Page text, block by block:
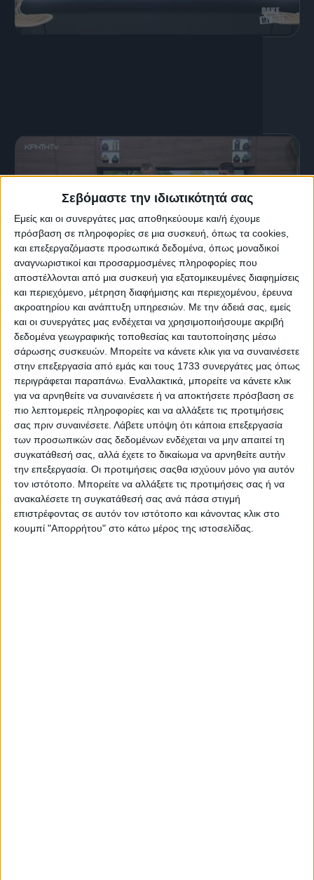
Σεβόμαστε την ιδιωτικότητά σας
Εμείς και οι συνεργάτες μας αποθηκεύουμε και/ή έχουμε
πρόσβαση σε πληροφορίες σε μια συσκευή, όπως τα cookies,
και επεξεργαζόμαστε προσωπικά δεδομένα, όπως μοναδικοί
αναγνωριστικοί και προσαρμοσμένες πληροφορίες που
αποστέλλονται από μια συσκευή για εξατομικευμένες διαφημίσεις
και περιεχόμενο, μέτρηση διαφήμισης και περιεχομένου, έρευνα
ακροατηρίου και ανάπτυξη υπηρεσιών. Με την άδειά σας, εμείς
και οι συνεργάτες μας ενδέχεται να χρησιμοποιήσουμε ακριβή
δεδομένα γεωγραφικής τοποθεσίας και ταυτοποίησης μέσω
σάρωσης συσκευών. Μπορείτε να κάνετε κλικ για να συναινέσετε
στην επεξεργασία από εμάς και τους 1733 συνεργάτες μας όπως
περιγράφεται παραπάνω. Εναλλακτικά, μπορείτε να κάνετε κλικ
για να αρνηθείτε να συναινέσετε ή να αποκτήσετε πρόσβαση σε
πιο λεπτομερείς πληροφορίες και να αλλάξετε τις προτιμήσεις
σας πριν συναινέσετε. Λάβετε υπόψη ότι κάποια επεξεργασία
των προσωπικών σας δεδομένων ενδέχεται να μην απαιτεί τη
συγκατάθεσή σας, αλλά έχετε το δικαίωμα να αρνηθείτε αυτήν
την επεξεργασία. Οι προτιμήσεις σαςθα ισχύουν μόνο για αυτόν
τον ιστότοπο. Μπορείτε να αλλάξετε τις προτιμήσεις σας ή να
ανακαλέσετε τη συγκατάθεσή σας ανά πάσα στιγμή
επιστρέφοντας σε αυτόν τον ιστότοπο και κάνοντας κλικ στο
κουμπί "Απορρήτου" στο κάτω μέρος της ιστοσελίδας.
17 Μαρτίου, 2020
Κοκάκια